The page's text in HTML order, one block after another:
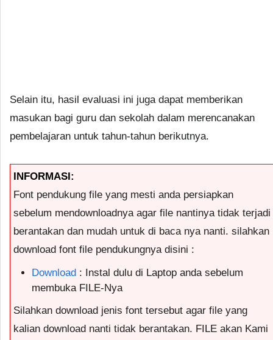
Selain itu, hasil evaluasi ini juga dapat memberikan
masukan bagi guru dan sekolah dalam merencanakan
pembelajaran untuk tahun-tahun berikutnya.
INFORMASI:
Font pendukung file yang mesti anda persiapkan
sebelum mendownloadnya agar file nantinya tidak terjadi
berantakan dan mudah untuk di baca nya nanti. silahkan
download font file pendukungnya disini :
Download : Instal dulu di Laptop anda sebelum
membuka FILE-Nya
Silahkan download jenis font tersebut agar file yang
kalian download nanti tidak berantakan. FILE akan Kami